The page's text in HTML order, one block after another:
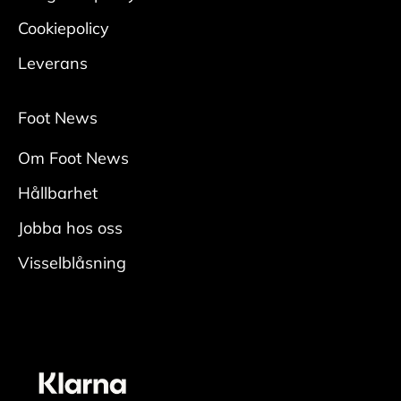
Mocka/nubuck
• Borsta bort smuts med en mockaborste.
mocka.
Någon gång per säsong krävs en ordentlig
• Ta ur skosnören och borsta bort ytlig smuts
med
• Skölj av skorna ordentligt för att få bort all
Cookiepolicy
Leverans
Foot News
Om Foot News
Hållbarhet
Jobba hos oss
Visselblåsning